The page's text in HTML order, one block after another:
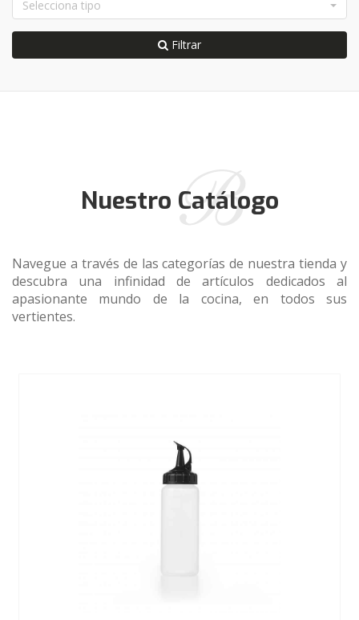
Selecciona tipo
Filtrar
Nuestro Catálogo
Navegue a través de las categorías de nuestra tienda y
descubra una infinidad de artículos dedicados al
apasionante mundo de la cocina, en todos sus
vertientes.